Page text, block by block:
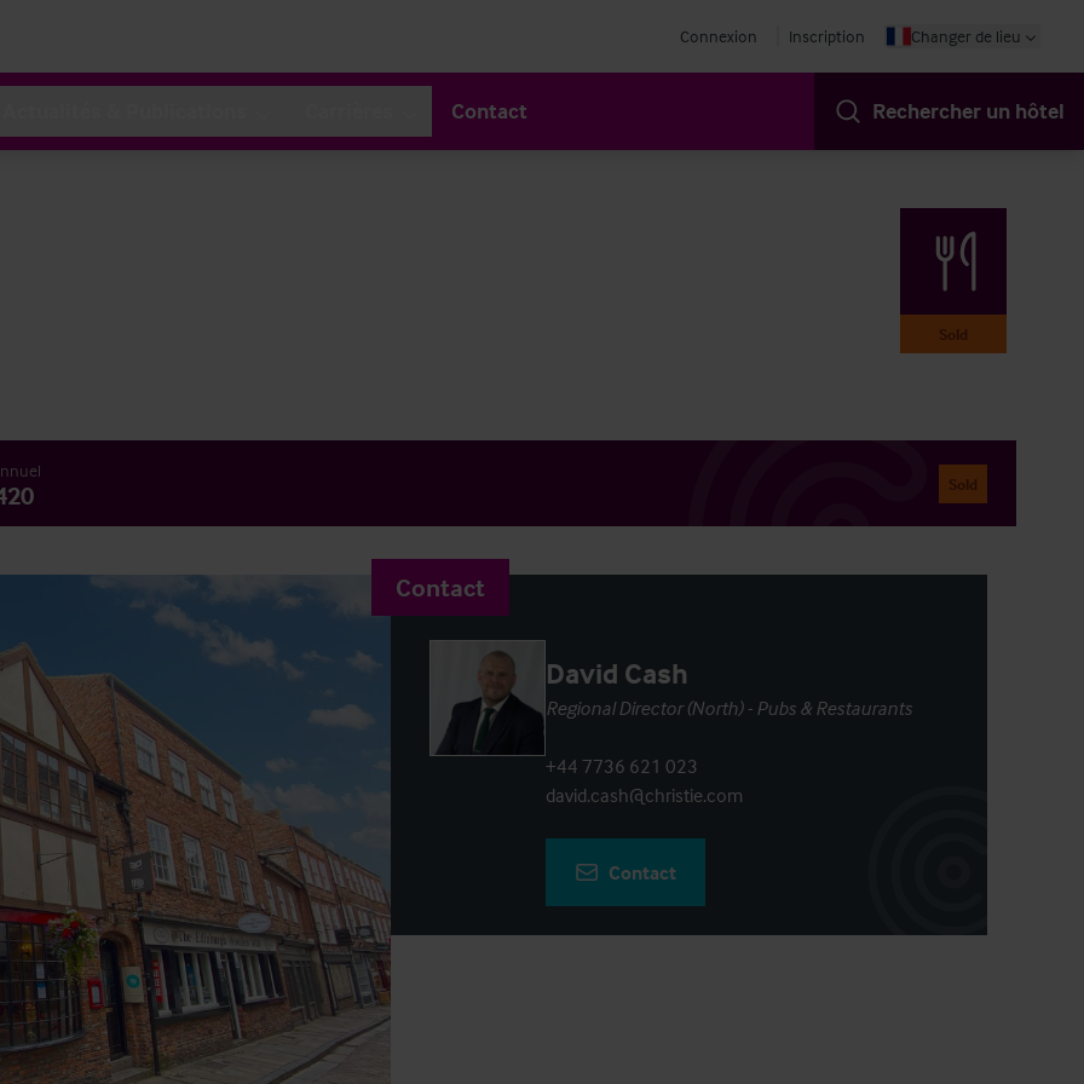
Connexion Inscription Changer de lieu
Contact Rechercher un hôtel
Sold
Sold
Contact
David Cash
Regional Director (North) - Pubs & Restaurants
+44 7736 621 023
david.cash@christie.com
Contact